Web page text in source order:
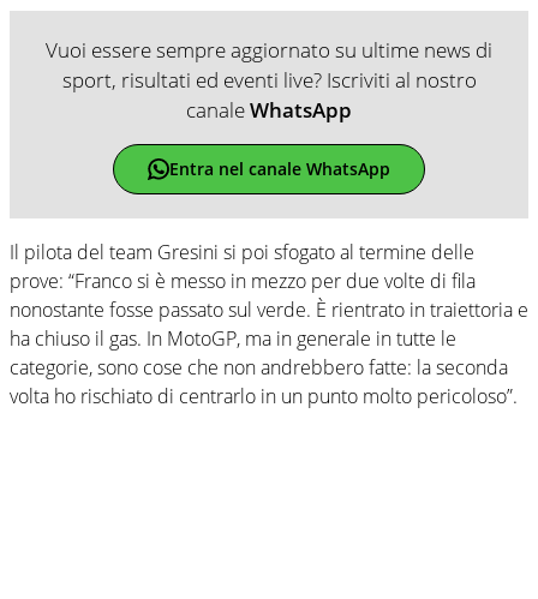
Vuoi essere sempre aggiornato su ultime news di
sport, risultati ed eventi live? Iscriviti al nostro
canaleWhatsApp
Entra nel canale WhatsApp
Il pilota del team Gresini si poi sfogato al termine delle
prove: “Franco si è messo in mezzo per due volte di fila
nonostante fosse passato sul verde. È rientrato in traiettoria e
ha chiuso il gas. In MotoGP, ma in generale in tutte le
categorie, sono cose che non andrebbero fatte: la seconda
volta ho rischiato di centrarlo in un punto molto pericoloso”.